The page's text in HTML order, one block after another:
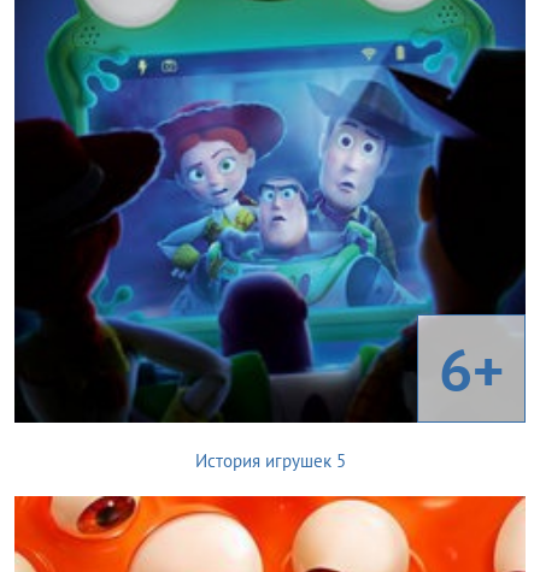
6+
История игрушек 5